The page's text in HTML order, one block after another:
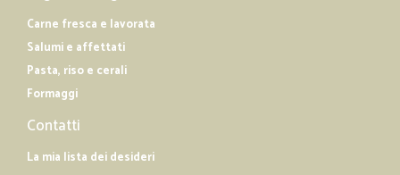
Carne fresca e lavorata
Salumi e affettati
Pasta, riso e cerali
Formaggi
Contatti
La mia lista dei desideri